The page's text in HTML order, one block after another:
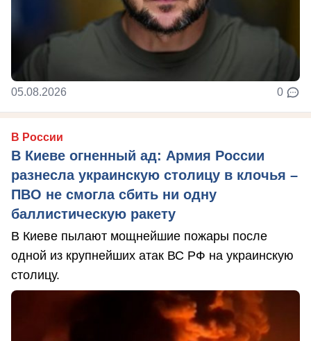
05.08.2026 0
В России
В Киеве огненный ад: Армия России
разнесла украинскую столицу в клочья –
ПВО не смогла сбить ни одну
баллистическую ракету
В Киеве пылают мощнейшие пожары после
одной из крупнейших атак ВС РФ на украинскую
столицу.